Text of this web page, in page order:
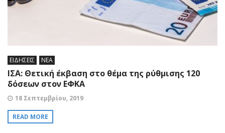
ΕΙΔΗΣΕΙΣ ΝΕΑ
ΙΣΑ: Θετική έκβαση στο θέμα της ρύθμισης 120
δόσεων στον ΕΦΚΑ
18 Σεπτεμβρίου, 2019
READ MORE